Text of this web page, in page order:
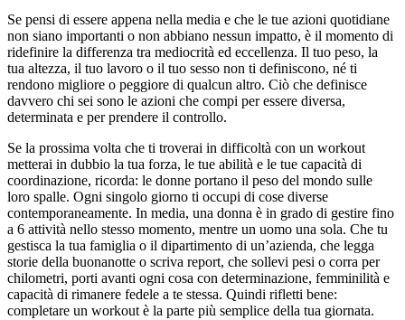
Se pensi di essere appena nella media e che le tue azioni quotidiane
non siano importanti o non abbiano nessun impatto, è il momento di
ridefinire la differenza tra mediocrità ed eccellenza. Il tuo peso, la
tua altezza, il tuo lavoro o il tuo sesso non ti definiscono, né ti
rendono migliore o peggiore di qualcun altro. Ciò che definisce
davvero chi sei sono le azioni che compi per essere diversa,
determinata e per prendere il controllo.
Se la prossima volta che ti troverai in difficoltà con un workout
metterai in dubbio la tua forza, le tue abilità e le tue capacità di
coordinazione, ricorda: le donne portano il peso del mondo sulle
loro spalle. Ogni singolo giorno ti occupi di cose diverse
contemporaneamente. In media, una donna è in grado di gestire fino
a 6 attività nello stesso momento, mentre un uomo una sola. Che tu
gestisca la tua famiglia o il dipartimento di un’azienda, che legga
storie della buonanotte o scriva report, che sollevi pesi o corra per
chilometri, porti avanti ogni cosa con determinazione, femminilità e
capacità di rimanere fedele a te stessa. Quindi rifletti bene:
completare un workout è la parte più semplice della tua giornata.